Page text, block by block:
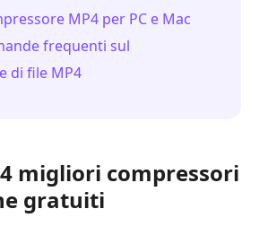
MP4 per PC e Mac
frequenti sul
di file MP4
migliori compressori
gratuiti